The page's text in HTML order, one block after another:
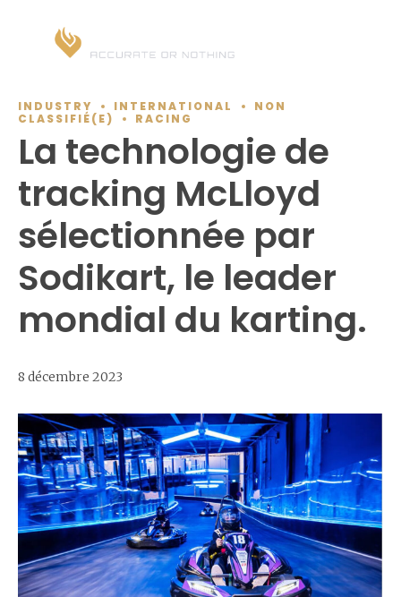
INDUSTRY INTERNATIONAL
NON
CLASSIFIÉ(E)
RACING
La technologie de
tracking McLloyd
sélectionnée par
Sodikart, le leader
mondial du karting.
8 décembre 2023